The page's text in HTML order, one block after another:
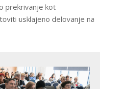
prekrivanje kot
usklajeno delovanje na